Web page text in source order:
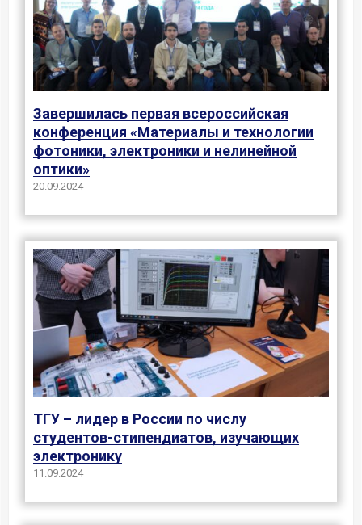
Завершилась первая всероссийская
конференция «Материалы и технологии
фотоники, электроники и нелинейной
оптики»
20.09.2024
ТГУ – лидер в России по числу
студентов-стипендиатов, изучающих
электронику
11.09.2024